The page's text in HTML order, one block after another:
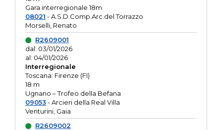
Gara interregionale 18m
08021 - A.S.D.Comp.Arc.del Torrazzo
Morselli, Renato
R2609001
dal: 03/01/2026
al: 04/01/2026
Interregionale
Toscana: Firenze (FI)
18 m
Ugnano – Trofeo della Befana
09053- Arcieri della Real Villa
Venturini, Gaia
R2609002